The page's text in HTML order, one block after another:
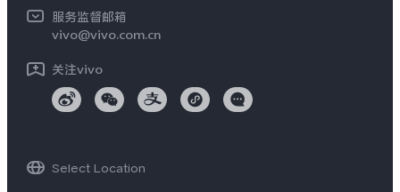
vivo 办公套件
开发者社区
蓝河操作系统
服务监督邮箱
vivo@vivo.com.cn
关注vivo
Select Location